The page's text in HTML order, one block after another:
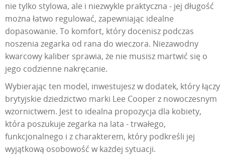
nie tylko stylowa, ale i niezwykle praktyczna - jej długość
można łatwo regulować, zapewniając idealne
dopasowanie. To komfort, który docenisz podczas
noszenia zegarka od rana do wieczora. Niezawodny
kwarcowy kaliber sprawia, że nie musisz martwić się o
jego codzienne nakręcanie.
Wybierając ten model, inwestujesz w dodatek, który łączy
brytyjskie dziedzictwo marki Lee Cooper z nowoczesnym
wzornictwem. Jest to idealna propozycja dla kobiety,
która poszukuje zegarka na lata - trwałego,
funkcjonalnego i z charakterem, który podkreśli jej
wyjątkową osobowość w każdej sytuacji.